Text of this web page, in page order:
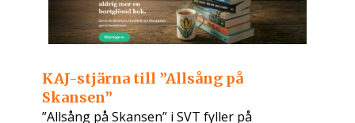
KAJ-stjärna till ”Allsång på
Skansen”
”Allsång på Skansen” i SVT fyller på